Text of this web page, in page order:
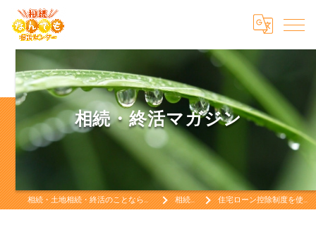
相続・終活マガジン
相続・土地相続・終活のことなら「一般社団法人相続終活なんでも相談センター」相続・土地相続・終活をお考えなら 相続・終活マガジン 住宅ローン控除制度を使うなら「今」、家を買うなら、令和3年は真剣に考えるとき！